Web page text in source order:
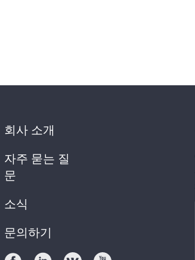
회사 소개
자주 묻는 질
문
소식
문의하기